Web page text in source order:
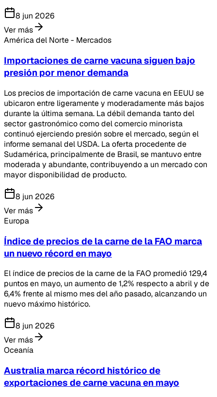
8 jun 2026
Ver más
América del Norte - Mercados
Importaciones de carne vacuna siguen bajo
presión por menor demanda
Los precios de importación de carne vacuna en EEUU se
ubicaron entre ligeramente y moderadamente más bajos
durante la última semana. La débil demanda tanto del
sector gastronómico como del comercio minorista
continuó ejerciendo presión sobre el mercado, según el
informe semanal del USDA. La oferta procedente de
Sudamérica, principalmente de Brasil, se mantuvo entre
moderada y abundante, contribuyendo a un mercado con
mayor disponibilidad de producto.
8 jun 2026
Ver más
Europa
Índice de precios de la carne de la FAO marca
un nuevo récord en mayo
El índice de precios de la carne de la FAO promedió 129,4
puntos en mayo, un aumento de 1,2% respecto a abril y de
6,4% frente al mismo mes del año pasado, alcanzando un
nuevo máximo histórico.
8 jun 2026
Ver más
Oceanía
Australia marca récord histórico de
exportaciones de carne vacuna en mayo